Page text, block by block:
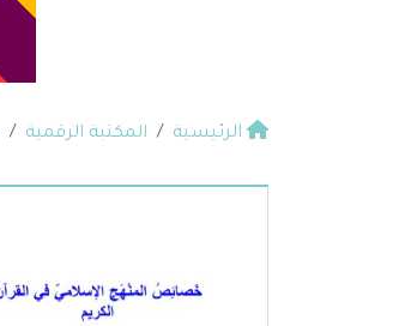
الرئيسية المكتبة الرقمية